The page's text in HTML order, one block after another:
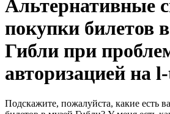
Альтернативные
покупки билетов
Гибли при
авторизацией на
Подскажите, пожалуйста, какие есть